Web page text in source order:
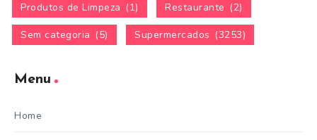
Produtos de Limpeza (1) Restaurante (2)
Sem categoria (5) Supermercados (3253)
Menu
Home